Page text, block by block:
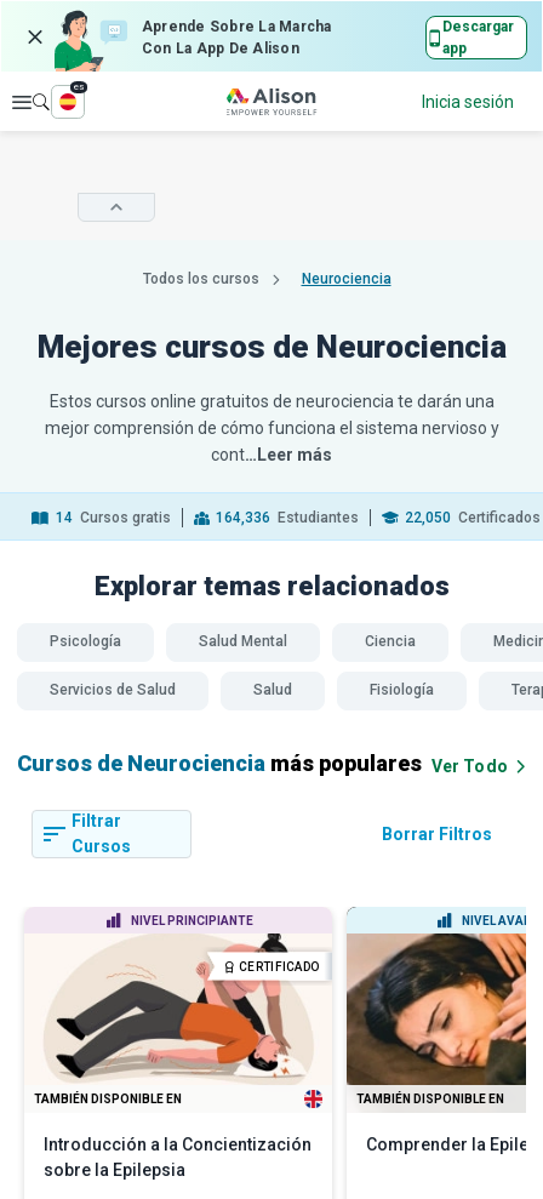
Aprende Sobre La Marcha
Con La App De Alison
Descargar
app
Explorar
es
Inicia sesión
Todos los cursos Neurociencia
Mejores cursos de Neurociencia
Estos cursos online gratuitos de neurociencia te darán una
mejor comprensión de cómo funciona el sistema nervioso y
cont…Leer más
14 Cursos gratis 164,336 Estudiantes 22,050
Explorar temas relacionados
Psicología Salud Mental Ciencia
Servicios de Salud Salud Fisiología
Cursos de Neurociencia más populares Ver Todo
Filtrar
Cursos
Borrar Filtros
NIVEL PRINCIPIANTE
CERTIFICADO
TAMBIÉN DISPONIBLE EN
Introducción a la Concientización
sobre la Epilepsia
NIVEL
TAMBIÉN DISPONIBLE EN
Comprender la